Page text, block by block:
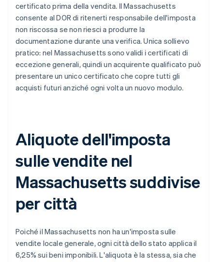
certificato prima della vendita. Il Massachusetts
consente al DOR di ritenerti responsabile dell'imposta
non riscossa se non riesci a produrre la
documentazione durante una verifica. Unica sollievo
pratico: nel Massachusetts sono validi i certificati di
eccezione generali, quindi un acquirente qualificato può
presentare un unico certificato che copre tutti gli
acquisti futuri anziché ogni volta un nuovo modulo.
Aliquote dell'imposta
sulle vendite nel
Massachusetts suddivise
per città
Poiché il Massachusetts non ha un'imposta sulle
vendite locale generale, ogni città dello stato applica il
6,25% sui beni imponibili. L'aliquota è la stessa, sia che